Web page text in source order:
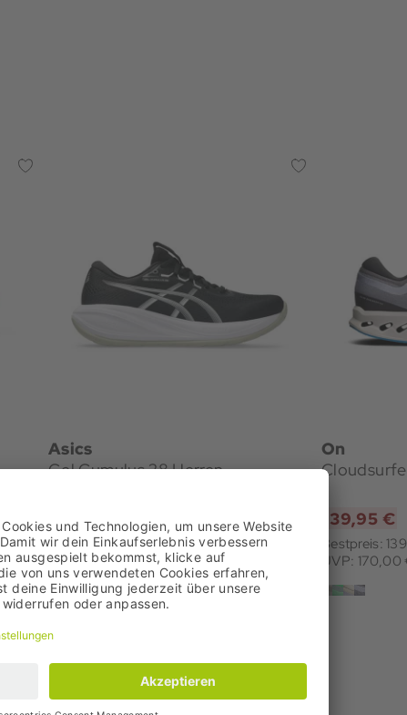
Asics
Gel Cumulus 28 Herren
119,95 €
Bestpreis: 119,95 €
UVP: 160,00 €
+1
On
139,95 €
Bestpreis:
UVP: 170,00